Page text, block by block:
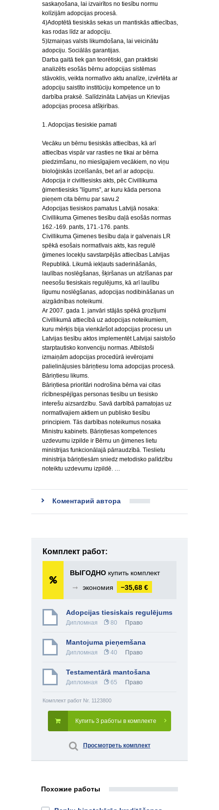
saskaņošana, lai izvairītos no tiesību normu
kolīzijām adopcijas procesā.
4)Adoptētā tiesiskās sekas un mantiskās attiecības,
kas rodas līdz ar adopciju.
5)Izmaiņas valsts likumdošana, lai veicinātu
adopciju. Sociālās garantijas.
Darba gaitā tiek gan teorētiski, gan praktiski
analizēts esošās bērnu adopcijas sistēmas
stāvoklis, veikta normatīvo aktu analīze, izvērtēta ar
adopciju saistīto institūciju kompetence un to
darbība praksē. Salīdzināta Latvijas un Krievijas
adopcijas procesa atšķirības.
1. Adopcijas tiesiskie pamati
Vecāku un bērnu tiesiskās attiecības, kā arī
attiecības vispār var rasties ne tikai ar bērna
piedzimšanu, no miesīgajiem vecākiem, no viņu
bioloģiskās izcelšanās, bet arī ar adopciju.
Adopcija ir civiltiesisks akts, pēc Civillikuma
ģimentiesisks ”līgums”, ar kuru kāda persona
pieņem cita bērnu par savu.2
Adopcijas tiesiskos pamatus Latvijā nosaka:
Civillikuma Ģimenes tiesību daļā esošās normas
162.-169. pants, 171.-176. pants.
Civillikuma Ģimenes tiesību daļa ir galvenais LR
spēkā esošais normatīvais akts, kas regulē
ģimenes locekļu savstarpējās attiecības Latvijas
Republikā. Likumā iekļauts saderināšanās,
laulības noslēgšanas, šķiršanas un atzīšanas par
neesošu tiesiskais regulējums, kā arī laulību
līgumu noslēgšanas, adopcijas nodibināšanas un
aizgādnības noteikumi.
Ar 2007. gada 1. janvāri stājās spēkā grozījumi
Civillikumā attiecībā uz adopcijas noteikumiem,
kuru mērķis bija vienkāršot adopcijas procesu un
Latvijas tiesību aktos implementēt Latvijai saistošo
starptautisko konvenciju normas. Atbilstoši
izmaiņām adopcijas procedūrā ievērojami
palielinājusies bāriņtiesu loma adopcijas procesā.
Bāriņtiesu likums.
Bāriņtiesa prioritāri nodrošina bērna vai citas
rīcībnespējīgas personas tiesību un tiesisko
interešu aizsardzību. Savā darbībā pamatojas uz
normatīvajiem aktiem un publisko tiesību
principiem. Tās darbības noteikumus nosaka
Ministru kabinets. Bāriņtiesas kompetences
uzdevumu izpilde ir Bērnu un ģimenes lietu
ministrijas funkcionālajā pārraudzībā. Tieslietu
ministrija bāriņtiesām sniedz metodisko palīdzību
noteiktu uzdevumu izpildē. …
Коментарий автора
Комплект работ:
ВЫГОДНО купить комплект
➞
экономия −35,68 €
Adopcijas tiesiskais regulējums
Дипломная 80 Право
Mantojuma pieņemšana
Дипломная 40 Право
Testamentārā mantošana
Дипломная 65 Право
Комплект работ Nr. 1123800
Купить 3 работы в комплекте
Просмотреть комплект
Похожие работы